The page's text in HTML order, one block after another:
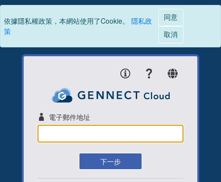
依據隱私權政策，本網站使用了Cookie。 隱私政
策
同意
取消
電子郵件地址
下一步